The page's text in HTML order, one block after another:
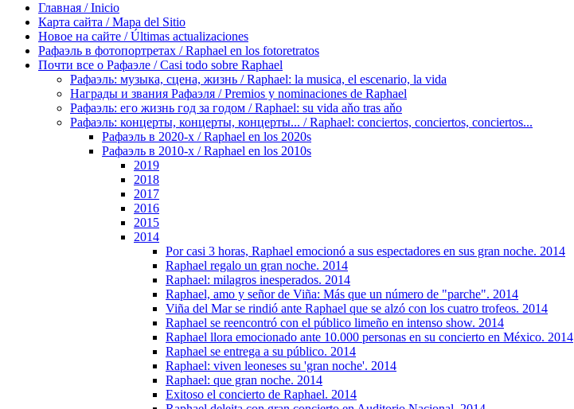
Главная / Inicio
Карта сайта / Mapa del Sitio
Новое на сайте / Últimas actualizaciones
Рафаэль в фотопортретах / Raphael en los fotoretratos
Почти все о Рафаэле / Casi todo sobre Raphael
Рафаэль: музыка, сцена, жизнь / Raphael: la musica, el escenario, la vida
Награды и звания Рафаэля / Premios y nominaciones de Raphael
Рафаэль: его жизнь год за годом / Raphael: su vida aňo tras aňo
Рафаэль: концерты, концерты, концерты... / Raphael: conciertos, сonciertos, сonciertos...
Рафаэль в 2020-х / Raphael en los 2020s
Рафаэль в 2010-х / Raphael en los 2010s
2019
2018
2017
2016
2015
2014
Por casi 3 horas, Raphael emocionó a sus espectadores en sus gran noche. 2014
Raphael regalo un gran noche. 2014
Raphael: milagros inesperados. 2014
Raphael, amo y señor de Viña: Más que un número de "parche". 2014
Viña del Mar se rindió ante Raphael que se alzó con los cuatro trofeos. 2014
Raphael se reencontró con el público limeño en intenso show. 2014
Raphael llora emocionado ante 10.000 personas en su concierto en México. 2014
Raphael se entrega a su público. 2014
Raphael: viven leoneses su 'gran noche'. 2014
Raphael: que gran noche. 2014
Exitoso el concierto de Raphael. 2014